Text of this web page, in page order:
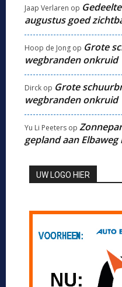
Jaap Verlaren op
augustus goed
Hoop de Jong op Grote
wegbranden onkruid
Dirck op Grote
wegbranden onkruid
Yu Li Peeters op
gepland aan Elbaweg
UW LOGO HIER